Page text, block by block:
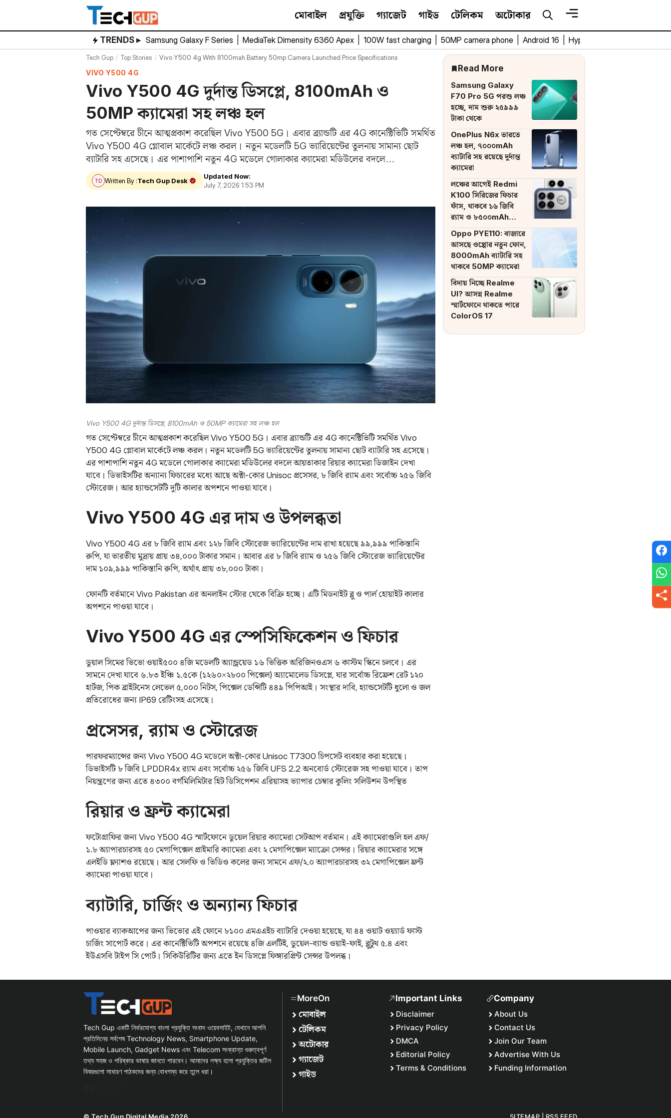
content
মোবাইল প্রযুক্তি গ্যাজেট গাইড টেলিকম অটোকার
TRENDS ▸ Samsung Galaxy F Series MediaTek Dimensity 6360 Apex 100W fast charging 50MP camera phone Android 16 HyperOS 3
Tech Gup Top Stories Vivo Y500 4g With 8100mah Battery 50mp Camera Launched Price Specifications
VIVO Y500 4G
Vivo Y500 4G দুর্দান্ত ডিসপ্লে, 8100mAh ও
50MP ক্যামেরা সহ লঞ্চ হল
গত সেপ্টেম্বরে চীনে আত্মপ্রকাশ করেছিল Vivo Y500 5G। এবার ব্র্যান্ডটি এর 4G কানেক্টিভিটি সমর্থিত
Vivo Y500 4G গ্লোবাল মার্কেটে লঞ্চ করল। নতুন মডেলটি 5G ভ্যারিয়েন্টের তুলনায় সামান্য ছোট
ব্যাটারি সহ এসেছে। এর পাশাপাশি নতুন 4G মডেলে গোলাকার ক্যামেরা মডিউলের বদলে…
Written By :Tech Gup Desk
Updated Now:
July 7, 2026 1:53 PM
Vivo Y500 4G দুর্দান্ত ডিসপ্লে, 8100mAh ও 50MP ক্যামেরা সহ লঞ্চ হল
গত সেপ্টেম্বরে চীনে আত্মপ্রকাশ করেছিল Vivo Y500 5G। এবার ব্র্যান্ডটি এর 4G কানেক্টিভিটি সমর্থিত Vivo
Y500 4G গ্লোবাল মার্কেটে লঞ্চ করল। নতুন মডেলটি 5G ভ্যারিয়েন্টের তুলনায় সামান্য ছোট ব্যাটারি সহ এসেছে।
এর পাশাপাশি নতুন 4G মডেলে গোলাকার ক্যামেরা মডিউলের বদলে আয়তাকার রিয়ার ক্যামেরা ডিজাইন দেখা
যাবে। ডিভাইসটির অন্যান্য ফিচারের মধ্যে আছে অক্টা-কোর Unisoc প্রসেসর, ৮ জিবি র‌্যাম এবং সর্বোচ্চ ২৫৬ জিবি
স্টোরেজ। আর হ্যান্ডসেটটি দুটি কালার অপশনে পাওয়া যাবে।
Vivo Y500 4G এর দাম ও উপলব্ধতা
Vivo Y500 4G এর ৮ জিবি র‌্যাম এবং ১২৮ জিবি স্টোরেজ ভ্যারিয়েন্টের দাম রাখা হয়েছে ৯৯,৯৯৯ পাকিস্তানি
রুপি, যা ভারতীয় মুদ্রায় প্রায় ৩৪,০০০ টাকার সমান। আবার এর ৮ জিবি র‌্যাম ও ২৫৬ জিবি স্টোরেজ ভ্যারিয়েন্টের
দাম ১০৯,৯৯৯ পাকিস্তানি রুপি, অর্থাৎ প্রায় ৩৮,০০০ টাকা।
ফোনটি বর্তমানে Vivo Pakistan এর অনলাইন স্টোর থেকে বিক্রি হচ্ছে। এটি মিডনাইট ব্লু ও পার্ল হোয়াইট কালার
অপশনে পাওয়া যাবে।
Vivo Y500 4G এর স্পেসিফিকেশন ও ফিচার
ডুয়াল সিমের ভিভো ওয়াই৫০০ ৪জি মডেলটি অ্যান্ড্রয়েড ১৬ ভিত্তিক অরিজিনওএস ৬ কাস্টম স্কিনে চলবে। এর
সামনে দেখা যাবে ৬.৮৩ ইঞ্চি ১.৫কে (১২৬০×২৮০০ পিক্সেল) অ্যামোলেড ডিসপ্লে, যার সর্বোচ্চ রিফ্রেশ রেট ১২০
হার্টজ, পিক ব্রাইটনেস লেভেল ৫,০০০ নিটস, পিক্সেল ডেন্সিটি ৪৪৯ পিপিআই। সংস্থার দাবি, হ্যান্ডসেটটি ধুলো ও জল
প্রতিরোধের জন্য IP69 রেটিংসহ এসেছে।
প্রসেসর, র‌্যাম ও স্টোরেজ
পারফরম্যান্সের জন্য Vivo Y500 4G মডেলে অক্টা-কোর Unisoc T7300 চিপসেট ব্যবহার করা হয়েছে।
ডিভাইসটি ৮ জিবি LPDDR4x র‌্যাম এবং সর্বোচ্চ ২৫৬ জিবি UFS 2.2 অনবোর্ড স্টোরেজ সহ পাওয়া যাবে। তাপ
নিয়ন্ত্রণের জন্য এতে ৪৩০০ বর্গমিলিমিটার হিট ডিসিপেশন এরিয়াসহ ভ্যাপার চেম্বার কুলিং সলিউশন উপস্থিত
রিয়ার ও ফ্রন্ট ক্যামেরা
ফটোগ্রাফির জন্য Vivo Y500 4G স্মার্টফোনে ডুয়েল রিয়ার ক্যামেরা সেটআপ বর্তমান। এই ক্যামেরাগুলি হল এফ/
১.৮ অ্যাপারচারসহ ৫০ মেগাপিক্সেল প্রাইমারি ক্যামেরা এবং ২ মেগাপিক্সেল ম্যাক্রো সেন্সর। রিয়ার ক্যামেরার সঙ্গে
এলইডি ফ্ল্যাশও রয়েছে। আর সেলফি ও ভিডিও কলের জন্য সামনে এফ/২.০ অ্যাপারচারসহ ৩২ মেগাপিক্সেল ফ্রন্ট
ক্যামেরা পাওয়া যাবে।
ব্যাটারি, চার্জিং ও অন্যান্য ফিচার
পাওয়ার ব্যাকআপের জন্য ভিভোর এই ফোনে ৮১০০ এমএএইচ ব্যাটারি দেওয়া হয়েছে, যা ৪৪ ওয়াট ওয়্যার্ড ফাস্ট
চার্জিং সাপোর্ট করে। এর কানেক্টিভিটি অপশনে রয়েছে ৪জি এলটিই, ডুয়েল-ব্যান্ড ওয়াই-ফাই, ব্লুটুথ ৫.৪ এবং
ইউএসবি টাইপ সি পোর্ট। সিকিউরিটির জন্য এতে ইন ডিসপ্লে ফিঙ্গারপ্রিন্ট সেন্সর উপলব্ধ।
Read More
Samsung Galaxy
F70 Pro 5G পরশু লঞ্চ
হচ্ছে, দাম শুরু ২৫৯৯৯
টাকা থেকে
OnePlus N6x ভারতে
লঞ্চ হল, ৭০০০mAh
ব্যাটারি সহ রয়েছে দুর্দান্ত
ক্যামেরা
লঞ্চের আগেই Redmi
K100 সিরিজের ফিচার
ফাঁস, থাকবে ১৬ জিবি
র‌্যাম ও ৮৫০০mAh
ব্যাটারি
Oppo PYE110: বাজারে
আসছে ওপ্পোর নতুন ফোন,
8000mAh ব্যাটারি সহ
থাকবে 50MP ক্যামেরা
বিদায় নিচ্ছে Realme
UI? আসন্ন Realme
স্মার্টফোনে থাকতে পারে
ColorOS 17
Tech Gup একটি নির্ভরযোগ্য বাংলা প্রযুক্তি সংবাদ ওয়েবসাইট, যেখানে আপনি
প্রতিদিনের সর্বশেষ Technology News, Smartphone Update,
Mobile Launch, Gadget News এবং Telecom সংক্রান্ত গুরুত্বপূর্ণ
তথ্য সহজ ও পরিষ্কার ভাষায় জানতে পারবেন। আমাদের লক্ষ্য হলো প্রযুক্তির জটিল
বিষয়গুলো সাধারণ পাঠকদের জন্য বোধগম্য করে তুলে ধরা।
MoreOn
মোবাইল
টেলিকম
অটোকার
গ্যাজেট
গাইড
Important Links
Disclaimer
Privacy Policy
DMCA
Editorial Policy
Terms & Conditions
Company
About Us
Contact Us
Join Our Team
Advertise With Us
Funding Information